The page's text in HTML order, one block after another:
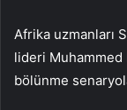
Afrika uzmanları
lideri Muhammed
bölünme